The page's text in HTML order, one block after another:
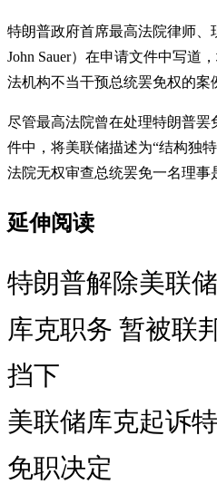
特朗普政府首席最高法院律师、
John Sauer）在申请文件中写道
法机构不当干预总统罢免权的案
尽管最高法院曾在处理特朗普
件中，将美联储描述为“结构独
法院无权审查总统罢免一名理事
延伸阅读
特朗普解除美联
库克职务 暂被联
挡下
美联储库克起诉
免职决定